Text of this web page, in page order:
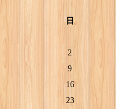
日
2
9
16
23